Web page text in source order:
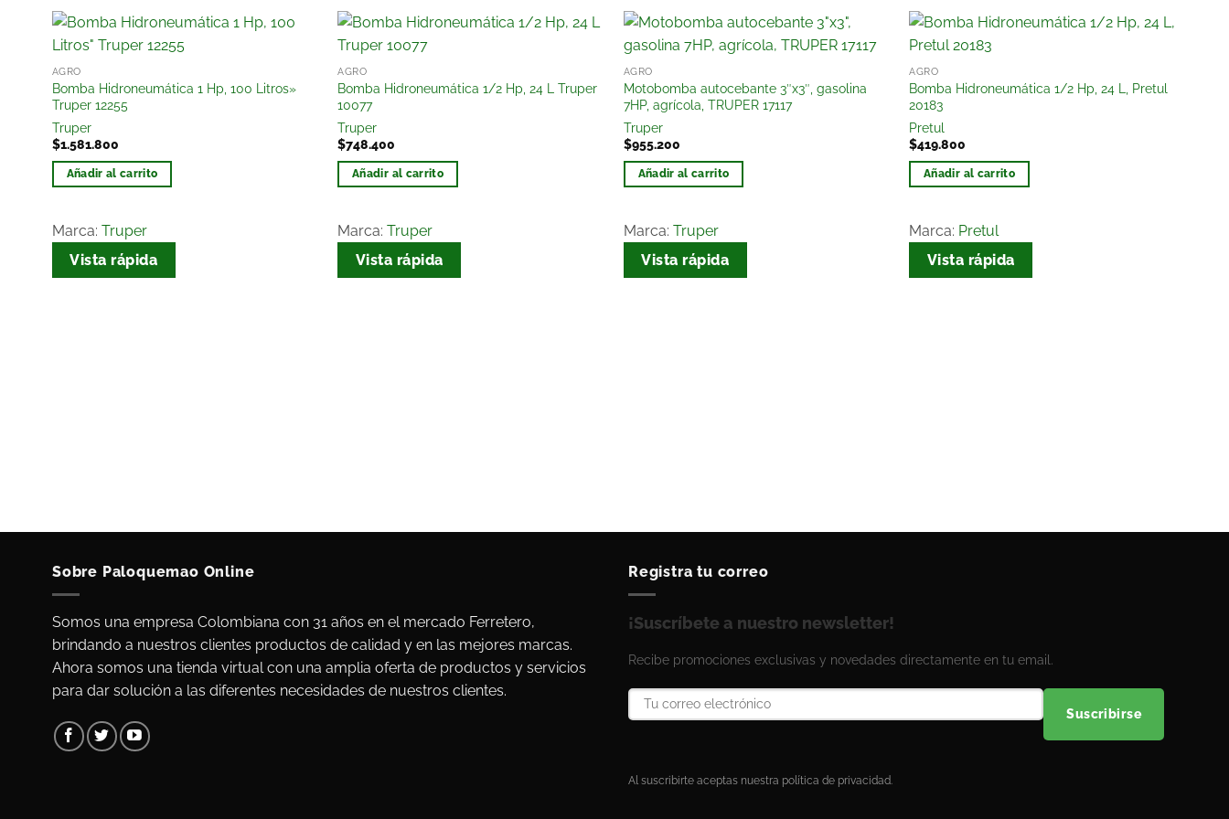
lista
AGRO
Bomba Hidroneumática 1 Hp, 100 Litros»
Truper 12255
Truper
$1.581.800
Añadir al carrito
Marca: Truper
Vista rápida
lista
AGRO
Bomba Hidroneumática 1/2 Hp, 24 L Truper
10077
Truper
$748.400
Añadir al carrito
Marca:Truper
Vista rápida
a la
lista
AGRO
Motobomba autocebante 3″x3″, gasolina
7HP, agrícola, TRUPER 17117
Truper
$955.200
Añadir al carrito
Marca: Truper
Vista rápida
lista
AGRO
Bomba Hidroneumática 1/2 Hp, 24 L, Pretul
20183
Pretul
$419.800
Añadir al carrito
Marca: Pretul
Vista rápida
Sobre Paloquemao Online
Somos una empresa Colombiana con 31 años en el mercado Ferretero,
brindando a nuestros clientes productos de calidad y en las mejores marcas.
Ahora somos una tienda virtual con una amplia oferta de productos y servicios
para dar solución a las diferentes necesidades de nuestros clientes.
Registra tu correo
¡Suscríbete a nuestro newsletter!
Recibe promociones exclusivas y novedades directamente en tu email.
Suscribirse
Al suscribirte aceptas nuestra política de privacidad.